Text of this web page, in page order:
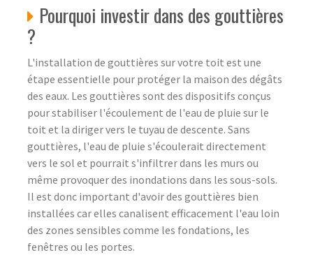
Pourquoi investir dans des gouttières
?
L'installation de gouttières sur votre toit est une
étape essentielle pour protéger la maison des dégâts
des eaux. Les gouttières sont des dispositifs conçus
pour stabiliser l'écoulement de l'eau de pluie sur le
toit et la diriger vers le tuyau de descente. Sans
gouttières, l'eau de pluie s'écoulerait directement
vers le sol et pourrait s'infiltrer dans les murs ou
même provoquer des inondations dans les sous-sols.
Il est donc important d'avoir des gouttières bien
installées car elles canalisent efficacement l'eau loin
des zones sensibles comme les fondations, les
fenêtres ou les portes.